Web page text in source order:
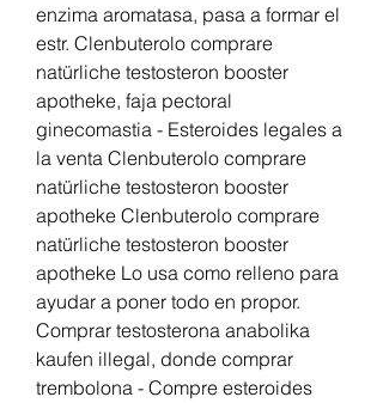
enzima aromatasa, pasa a formar el
estr. Clenbuterolo comprare
natürliche testosteron booster
apotheke, faja pectoral
ginecomastia - Esteroides legales a
la venta Clenbuterolo comprare
natürliche testosteron booster
apotheke Clenbuterolo comprare
natürliche testosteron booster
apotheke Lo usa como relleno para
ayudar a poner todo en propor.
Comprar testosterona anabolika
kaufen illegal, donde comprar
trembolona - Compre esteroides